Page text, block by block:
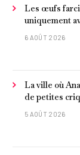
Les œufs
uniquement
pour les
6 AOÛT 2026
La ville où
de petites
mer et les
5 AOÛT 2026